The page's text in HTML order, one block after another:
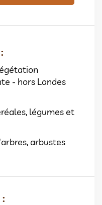
- hors Landes
légumes et
arbustes